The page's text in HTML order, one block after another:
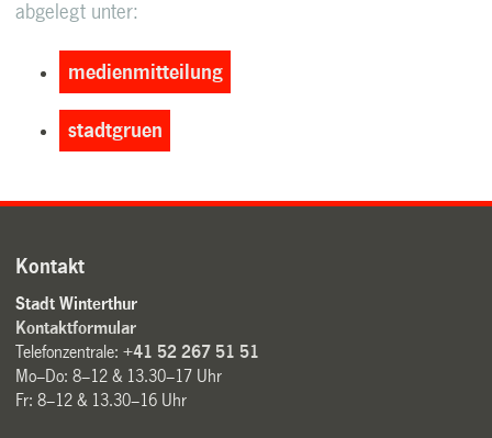
abgelegt unter:
medienmitteilung
stadtgruen
Kontakt
Stadt Winterthur
Kontaktformular
Telefonzentrale:+41 52 267 51 51
Mo–Do: 8–12 & 13.30–17 Uhr
Fr: 8–12 & 13.30–16 Uhr